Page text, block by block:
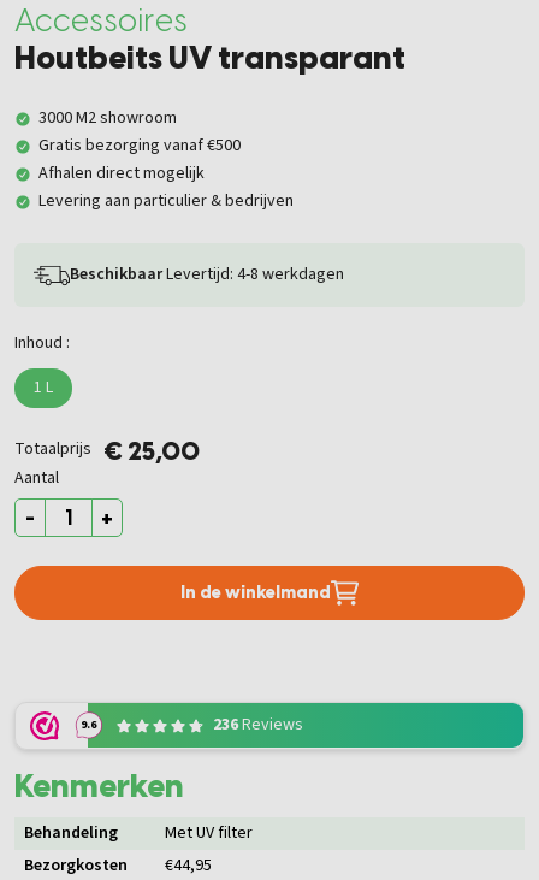
Accessoires
Houtbeits UV transparant
3000 M2 showroom
Gratis bezorging vanaf €500
Afhalen direct mogelijk
Levering aan particulier & bedrijven
BeschikbaarLevertijd: 4-8 werkdagen
Inhoud :
1 L
Totaalprijs € 25,00
Aantal
- +
In de winkelmand
9.6 236Reviews
Kenmerken
Behandeling
Met UV filter
Bezorgkosten
€44,95